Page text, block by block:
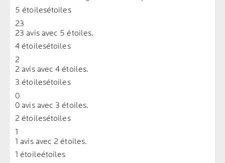
5 étoilesétoiles
23
23 avis avec 5 étoiles.
4 étoilesétoiles
2
2 avis avec 4 étoiles.
3 étoilesétoiles
0
0 avis avec 3 étoiles.
2 étoilesétoiles
1
1 avis avec 2 étoiles.
1 étoileétoiles